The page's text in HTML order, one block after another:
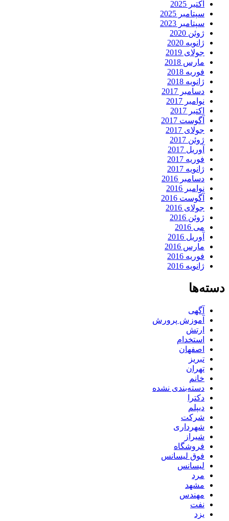
اکتبر 2025
سپتامبر 2025
سپتامبر 2023
ژوئن 2020
ژانویه 2020
جولای 2019
مارس 2018
فوریه 2018
ژانویه 2018
دسامبر 2017
نوامبر 2017
اکتبر 2017
آگوست 2017
جولای 2017
ژوئن 2017
آوریل 2017
فوریه 2017
ژانویه 2017
دسامبر 2016
نوامبر 2016
آگوست 2016
جولای 2016
ژوئن 2016
می 2016
آوریل 2016
مارس 2016
فوریه 2016
ژانویه 2016
دسته‌ها
آگهی
آموزش پرورش
ارتش
استخدام
اصفهان
تبریز
تهران
خانم
دسته‌بندی نشده
دکترا
دیپلم
شرکت
شهرداری
شیراز
فروشگاه
فوق لیسانس
لیسانس
مرد
مشهد
مهندس
نفت
یزد